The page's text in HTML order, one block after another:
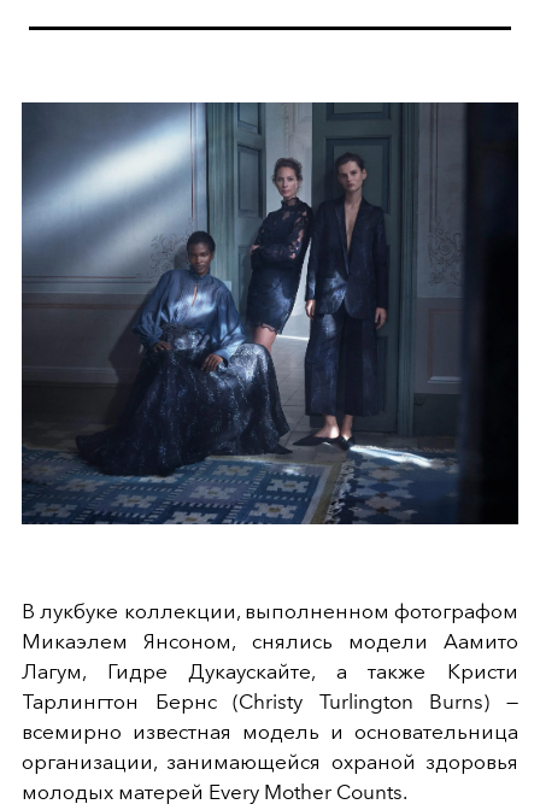
В лукбуке коллекции, выполненном фотографом
Микаэлем Янсоном, снялись модели Аамито
Лагум, Гидре Дукаускайте, а также Кристи
Тарлингтон Бернс (Christy Turlington Burns) —
всемирно известная модель и основательница
организации, занимающейся охраной здоровья
молодых матерей Every Mother Counts.